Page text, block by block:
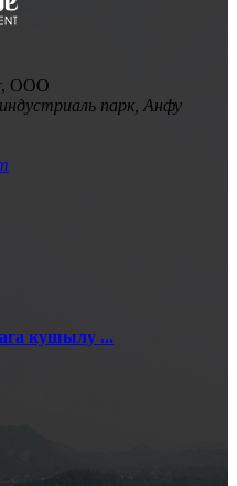
ООО
парк, Анфу
кушылу ...